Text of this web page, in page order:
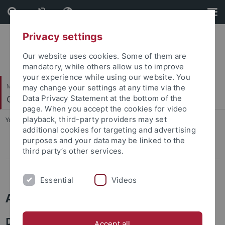
Skip
to
content
Skip
to
footer
Mathematisch-Naturwissenschaftliche Fakultät
Geoinformatik / GIS
You are here: Startseite ... Aktuelle Projekte
ROCEEH
Aktuelle Projekte
Derzeit forscht die Arbeitsgruppe an
Privacy settings
Our website uses cookies. Some of them are
mandatory, while others allow us to improve
your experience while using our website. You
may change your settings at any time via the
Data Privacy Statement at the bottom of the
page. When you accept the cookies for video
playback, third-party providers may set
additional cookies for targeting and advertising
purposes and your data may be linked to the
third party’s other services.
Essential Videos